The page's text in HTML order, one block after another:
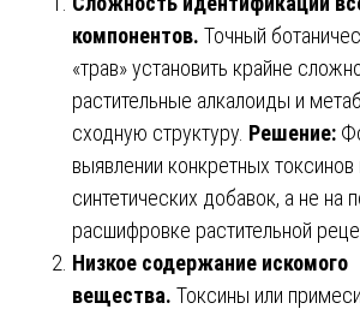
компонентов. Точный
«трав» установить крайне
растительные алкалоиды и
сходную структуру. Решение:
выявлении конкретных
синтетических добавок, а не на
расшифровке растительной
Низкое содержание искомого
вещества. Токсины или